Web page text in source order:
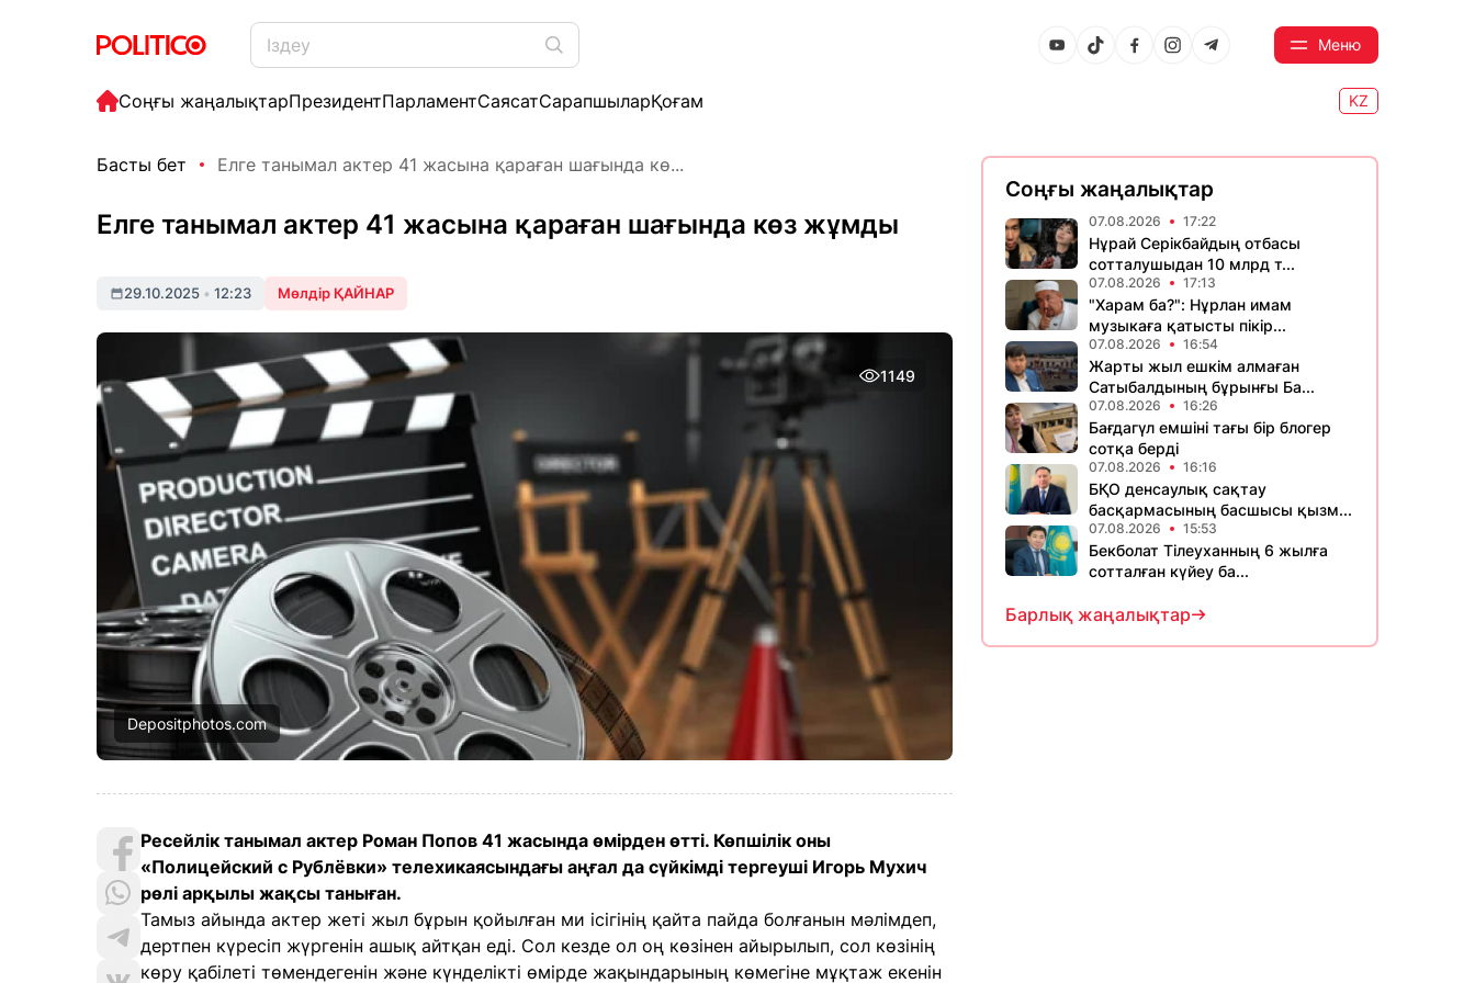
Меню
Соңғы жаңалықтарПрезидентПарламентСаясатСарапшыларҚоғам KZ
Басты бет Елге танымал актер 41 жасына қараған шағында кө...
Елге танымал актер 41 жасына қараған шағында көз жұмды
29.10.2025 • 12:23 Мөлдір ҚАЙНАР
1149
Depositphotos.com
Ресейлік танымал актер Роман Попов 41 жасында өмірден өтті. Көпшілік оны
«Полицейский с Рублёвки» телехикаясындағы аңғал да сүйкімді тергеуші Игорь Мухич
рөлі арқылы жақсы таныған.
Тамыз айында актер жеті жыл бұрын қойылған ми ісігінің қайта пайда болғанын мәлімдеп,
дертпен күресіп жүргенін ашық айтқан еді. Сол кезде ол оң көзінен айырылып, сол көзінің
көру қабілеті төмендегенін және күнделікті өмірде жақындарының көмегіне мұқтаж екенін
Соңғы жаңалықтар
07.08.2026 17:22
Нұрай Серікбайдың отбасы
сотталушыдан 10 млрд т...
07.08.2026 17:13
"Харам ба?": Нұрлан имам
музыкаға қатысты пікір...
07.08.2026 16:54
Жарты жыл ешкім алмаған
Сатыбалдының бұрынғы Ба...
07.08.2026 16:26
Бағдагүл емшіні тағы бір блогер
сотқа берді
07.08.2026 16:16
БҚО денсаулық сақтау
басқармасының басшысы қызм...
07.08.2026 15:53
Бекболат Тілеуханның 6 жылға
сотталған күйеу ба...
Барлық жаңалықтар